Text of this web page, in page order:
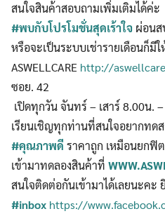
สนใจสินค้าสอบถามเพิ่มเติมได้ค่ะ
#พบกับโปรโมชั่นสุดเร้าใจ ผ่อนส
หรือจะเป็นระบบเช่ารายเดือนก็มี
ASWELLCARE http://
ซอย. 42
เปิดทุกวัน จันทร์ – เสาร์ 8.00น.
เรียนเชิญทุกท่านที่สนใจอยากทด
#คุณภาพดี ราคาถูก เหมือนยกฟิ
เข้ามาทดลองสินค้าที่
สนใจติดต่อกันเข้ามาได้เลยนะคะ
#inbox https://